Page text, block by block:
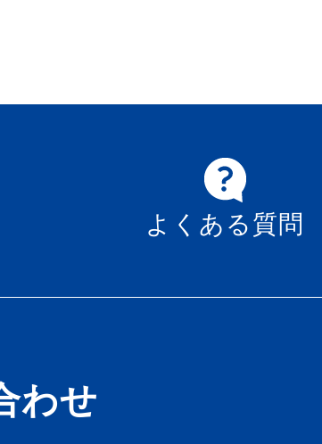
よくある質問
わせ